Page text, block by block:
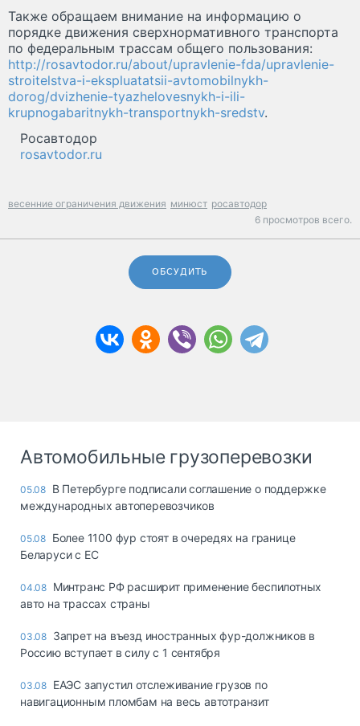
Также обращаем внимание на информацию о
порядке движения сверхнормативного транспорта
по федеральным трассам общего пользования:
http://rosavtodor.ru/about/upravlenie-fda/upravlenie-
stroitelstva-i-ekspluatatsii-avtomobilnykh-
dorog/dvizhenie-tyazhelovesnykh-i-ili-
krupnogabaritnykh-transportnykh-sredstv.
Росавтодор
rosavtodor.ru
весенние ограничения движения минюст росавтодор
6 просмотров всего.
ОБСУДИТЬ
Автомобильные грузоперевозки
05.08 В Петербурге подписали соглашение о поддержке
международных автоперевозчиков
05.08 Более 1100 фур стоят в очередях на границе
Беларуси с ЕС
04.08 Минтранс РФ расширит применение беспилотных
авто на трассах страны
03.08 Запрет на въезд иностранных фур-должников в
Россию вступает в силу с 1 сентября
03.08 ЕАЭС запустил отслеживание грузов по
навигационным пломбам на весь автотранзит